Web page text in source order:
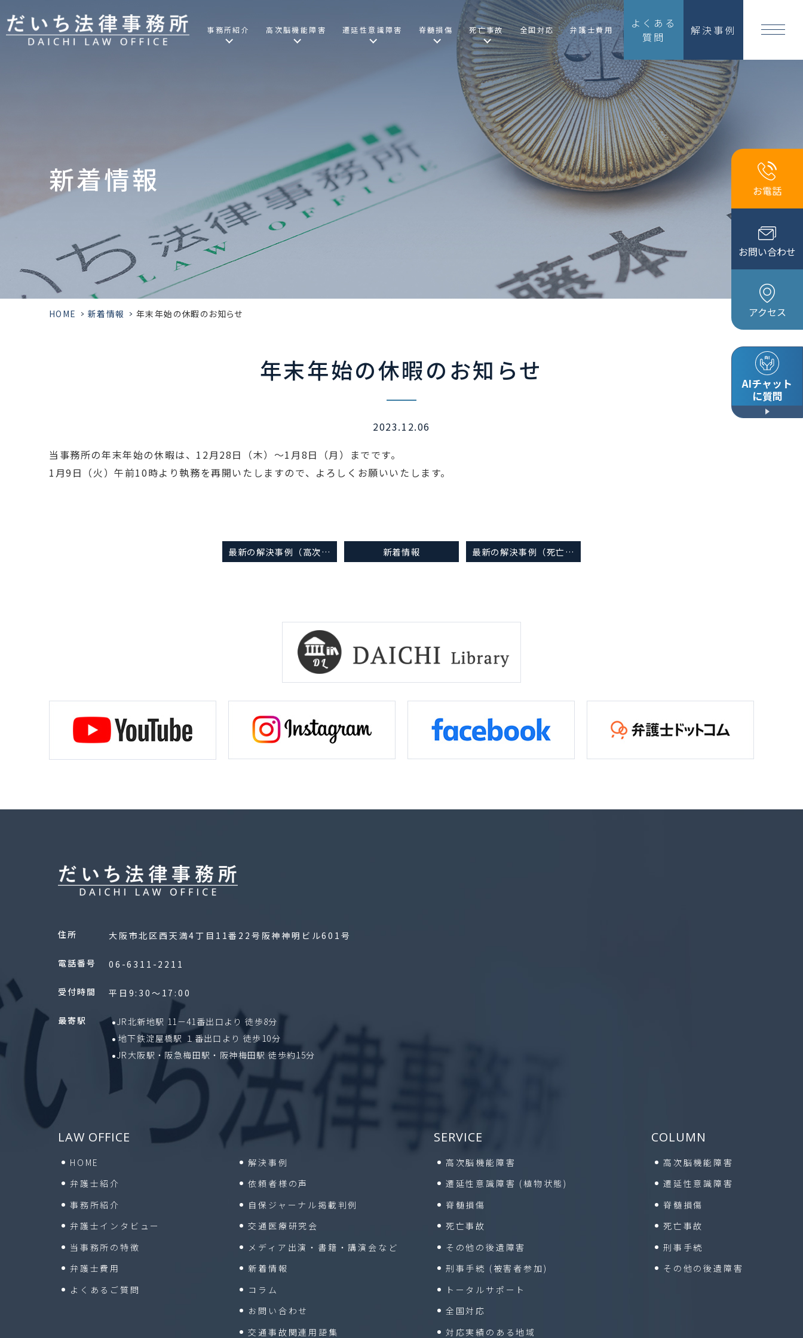
事務所紹介 高次脳機能障害 遷延性意識障害 脊髄損傷 死亡事故 全国対応 弁護士費用
よくある
質問
解決事例
新着情報
HOME > 新着情報 > 年末年始の休暇のお知らせ
年末年始の休暇のお知らせ
2023.12.06
当事務所の年末年始の休暇は、12月28日（木）～1月8日（月）までです。
1月9日（火）午前10時より執務を再開いたしますので、よろしくお願いいたします。
最新の解決事例（高次脳機能障害 CASES20）をアップしました。 新着情報 最新の解決事例（死亡事故 CASES11）をアップしました。
住所 大阪市北区西天満4丁目11番22号阪神神明ビル601号
電話番号 06-6311-2211
受付時間 平日9:30〜17:00
最寄駅
JR北新地駅 11－41番出口より 徒歩8分
地下鉄淀屋橋駅 １番出口より 徒歩10分
JR大阪駅・阪急梅田駅・阪神梅田駅 徒歩約15分
LAW OFFICE
HOME
弁護士紹介
事務所紹介
弁護士インタビュー
当事務所の特徴
弁護士費用
よくあるご質問
解決事例
依頼者様の声
自保ジャーナル掲載判例
交通医療研究会
メディア出演・書籍・講演会など
新着情報
コラム
お問い合わせ
交通事故関連用語集
SERVICE
高次脳機能障害
遷延性意識障害 (植物状態)
脊髄損傷
死亡事故
その他の後遺障害
刑事手続 (被害者参加)
トータルサポート
全国対応
対応実績のある地域
COLUMN
高次脳機能障害
遷延性意識障害
脊髄損傷
死亡事故
刑事手続
その他の後遺障害
お電話
お問い合わせ
アクセス
AIチャット
に質問